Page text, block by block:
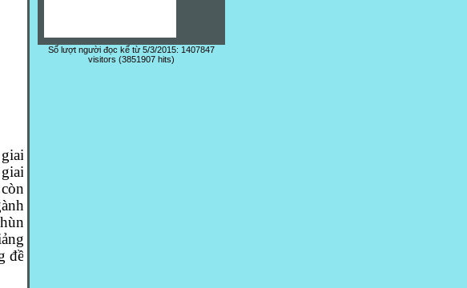
đề
Số lượt người đọc kể từ 5/3/2015: 1407847
visitors (3851907 hits)